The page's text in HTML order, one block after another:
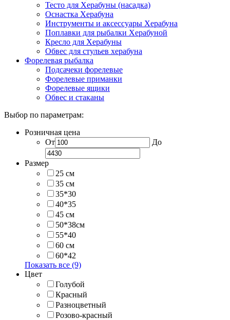
Тесто для Херабуны (насадка)
Оснастка Херабуна
Инструменты и аксессуары Херабуна
Поплавки для рыбалки Херабуной
Кресло для Херабуны
Обвес для стульев херабуна
Форелевая рыбалка
Подсачеки форелевые
Форелевые приманки
Форелевые ящики
Обвес и стаканы
Выбор по параметрам:
Розничная цена
От
До
Размер
25 см
35 см
35*30
40*35
45 см
50*38см
55*40
60 см
60*42
Показать все (9)
Цвет
Голубой
Красный
Разноцветный
Розово-красный